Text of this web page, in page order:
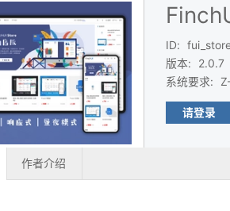
ID:
版本:
2.0.7
系统要求:
请登录
作者介绍